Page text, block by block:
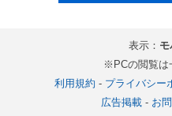
表示：
※PCの閲覧は
利用規約 - プライバシー
広告掲載- お